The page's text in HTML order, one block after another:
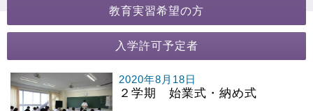
教育実習希望の方
入学許可予定者
2020年8月18日
２学期 始業式・納め式